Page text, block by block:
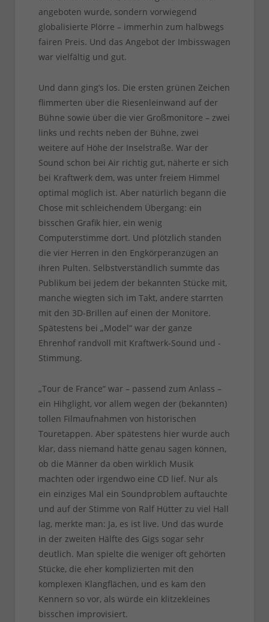
angeboten wurde, sondern vorwiegend
globalisierte Plörre – immerhin zum halbwegs
fairen Preis. Und das Angebot der Imbisswagen
war vielfältig und gut.
Und dann ging’s los. Die ersten grünen Zeichen
flimmerten über die Riesenleinwand auf der
Bühne sowie über die vier Großmonitore – zwei
links und rechts neben der Bühne, zwei
weitere auf Höhe der Inselstraße. War der
Sound schon bei Air richtig gut, näherte er sich
bei Kraftwerk dem, was unter freiem Himmel
optimal möglich ist. Aber natürlich begann die
Chose mit schleichendem Übergang: ein
bisschen Grafik hier, ein wenig
Computerstimme dort. Und plötzlich standen
die vier Herren in den Engkörperanzügen an
ihren Pulten. Selbstverständlich summte das
Publikum bei jedem der bekannten Stücke mit,
manche wiegten sich im Takt, andere starrten
mit den 3D-Brillen auf einen der Monitore.
Spätestens bei „Model“ war der ganze
Ehrenhof randvoll mit Kraftwerk-Sound und -
Stimmung.
„Tour de France“ war – passend zum Anlass –
ein Hihglight, vor allem wegen der (bekannten)
tollen Filmaufnahmen von historischen
Touretappen. Aber spätestens hier wurde auch
klar, dass niemand hätte genau sagen können,
ob die Männer da oben wirklich Musik
machten oder irgendwo eine CD lief. Nur als
ein einziges Mal ein Soundproblem auftauchte
und auf der Stimme von Ralf Hütter zu viel Hall
lag, merkte man: Ja, es ist live. Und das wurde
in der zweiten Hälfte des Gigs sogar sehr
deutlich. Man spielte die weniger oft gehörten
Stücke, die eher komplizierten mit den
komplexen Klangflächen, und es kam den
Kennern so vor, als würde ein klitzekleines
bisschen improvisiert.